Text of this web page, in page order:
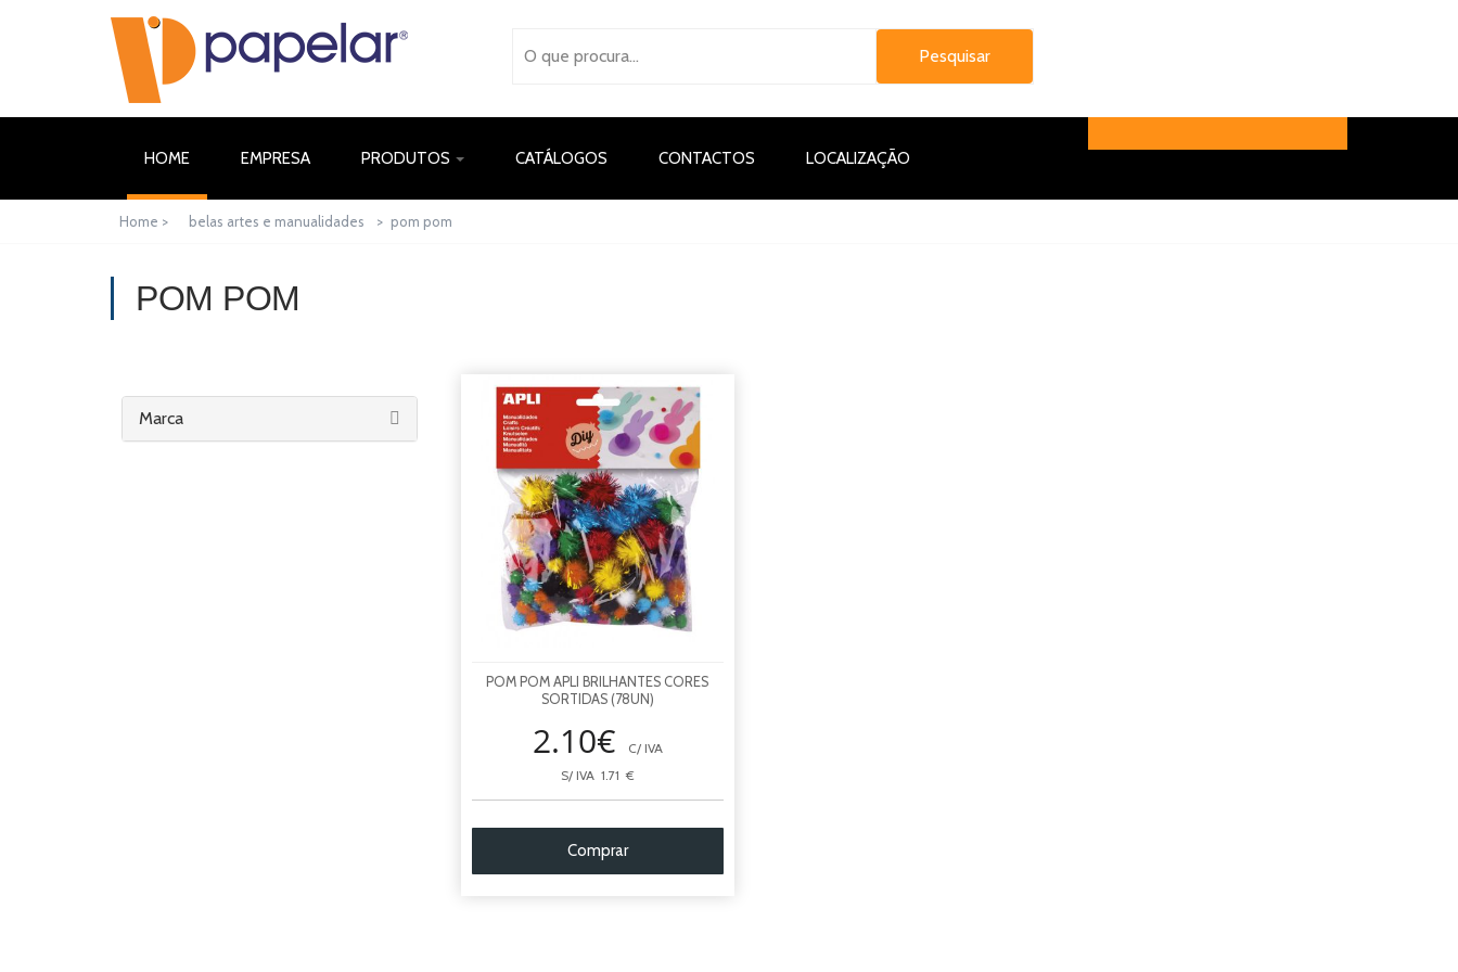
HOME (CURRENT)EMPRESA PRODUTOS CATÁLOGOS CONTACTOS LOCALIZAÇÃO
Home > belas artes e manualidades > pom pom
POM POM
Marca
POM POM APLI BRILHANTES CORES
SORTIDAS (78UN)
2.10€
C/ IVA
S/ IVA 1.71 €
Comprar